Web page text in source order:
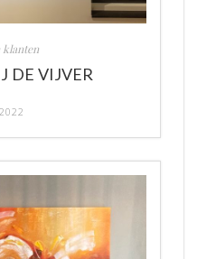
klanten
DE VIJVER